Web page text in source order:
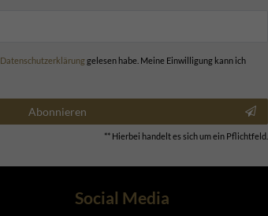
Daten­schutz­erklärunggelesen habe. Meine Einwilligung kann ich
Abonnieren
** Hierbei handelt es sich um ein Pflichtfeld.
Social Media